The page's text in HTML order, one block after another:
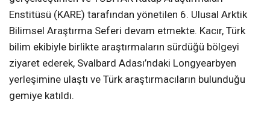
Enstitüsü (KARE) tarafından yönetilen 6. Ulusal Arktik
Bilimsel Araştırma Seferi devam etmekte. Kacır, Türk
bilim ekibiyle birlikte araştırmaların sürdüğü bölgeyi
ziyaret ederek, Svalbard Adası’ndaki Longyearbyen
yerleşimine ulaştı ve Türk araştırmacıların bulunduğu
gemiye katıldı.